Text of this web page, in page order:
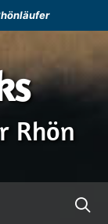
Rhön